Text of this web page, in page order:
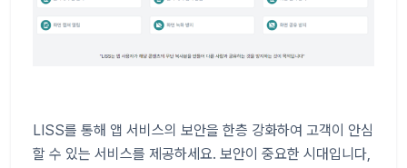
LISS를 통해 앱 서비스의 보안을 한층 강화하여 고객이 안심
할 수 있는 서비스를 제공하세요. 보안이 중요한 시대입니다,